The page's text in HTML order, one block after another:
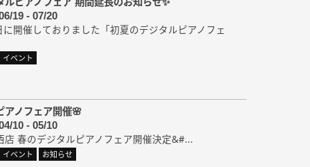
19 - 07/20
開催しておりました「初夏のデジタルピアノフェ
イベント
アノフェア開催🌸
10 - 05/10
店 春のデジタルピアノフェア開催決定&#...
イベント お知らせ